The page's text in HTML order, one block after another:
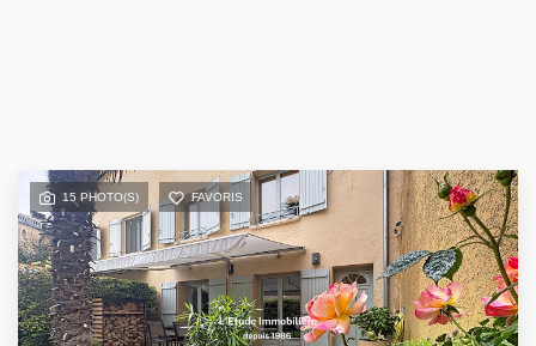
15 PHOTO(S) FAVORIS